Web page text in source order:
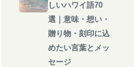
しいハワイ語70
選｜意味・想い・
贈り物・刻印に込
めたい言葉とメッ
セージ